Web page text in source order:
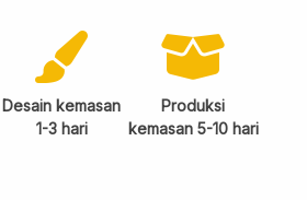
Desain kemasan
1-3 hari
Produksi
kemasan 5-10 hari